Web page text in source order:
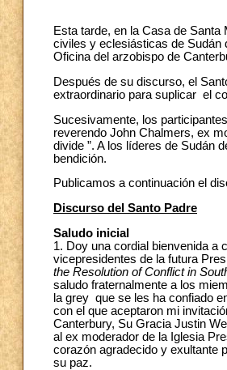
Esta tarde, en la Casa de
civiles y eclesiásticas de Sudán
Oficina del arzobispo de
Después de su discurso, el
extraordinario para suplicar el
Sucesivamente, los
reverendo John Chalmers, ex
divide ”. A los líderes de Sudán
bendición.
Publicamos a continuación el
Discurso del Santo Padre
Saludo inicial
1. Doy una cordial bienvenida a
vicepresidentes de la futura
the Resolution of Conflict in
saludo fraternalmente a los
la grey que se les ha confiado
con el que aceptaron mi
Canterbury, Su Gracia Justin
al ex moderador de la Iglesia
corazón agradecido y exultante
su paz.